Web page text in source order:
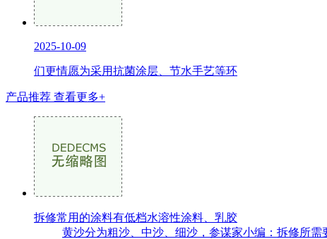
2025-10-09
们更情愿为采用抗菌涂层、节水手艺等环
产品推荐 查看更多+
拆修常用的涂料有低档水溶性涂料、乳胶
黄沙分为粗沙、中沙、细沙，参谋家小编：拆修所